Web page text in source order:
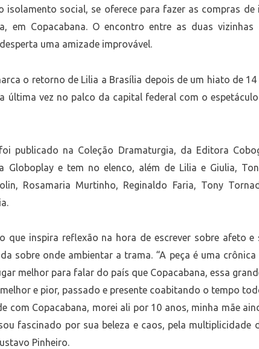
isolamento social, se oferece para fazer as compras
em Copacabana. O encontro entre as duas vizinhas
uma amizade improvável.
o retorno de Lilia a Brasília depois de um hiato de
última vez no palco da capital federal com o
publicado na Coleção Dramaturgia, da Editora
Globoplay e tem no elenco, além de Lilia e Giulia,
Rosamaria Murtinho, Reginaldo Faria, Tony
que inspira reflexão na hora de escrever sobre afeto
sobre onde ambientar a trama. “A peça é uma
melhor para falar do país que Copacabana, essa
e pior, passado e presente coabitando o tempo
com Copacabana, morei ali por 10 anos, minha mãe
fascinado por sua beleza e caos, pela multiplicidade
Pinheiro.